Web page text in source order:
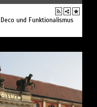
und Funktionalismus